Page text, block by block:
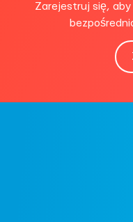
Zarejestruj się,